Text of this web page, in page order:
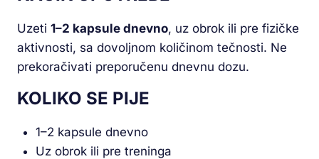
Uzeti 1–2 kapsule dnevno, uz obrok ili pre fizičke
aktivnosti, sa dovoljnom količinom tečnosti. Ne
prekoračivati preporučenu dnevnu dozu.
KOLIKO SE PIJE
1–2 kapsule dnevno
Uz obrok ili pre treninga